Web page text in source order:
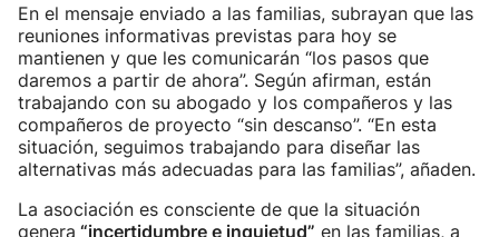
En el mensaje enviado a las familias, subrayan que las
reuniones informativas previstas para hoy se
mantienen y que les comunicarán “los pasos que
daremos a partir de ahora”. Según afirman, están
trabajando con su abogado y los compañeros y las
compañeros de proyecto “sin descanso”. “En esta
situación, seguimos trabajando para diseñar las
alternativas más adecuadas para las familias”, añaden.
La asociación es consciente de que la situación
genera “incertidumbre e inquietud” en las familias, a